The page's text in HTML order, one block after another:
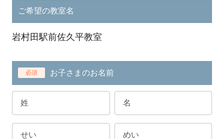
ご希望の教室名
岩村田駅前佐久平教室
必須 お子さまのお名前